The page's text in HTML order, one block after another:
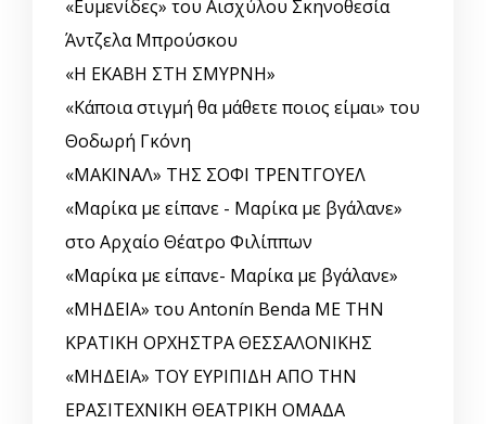
«Ευμενίδες» του Αισχύλου Σκηνοθεσία
Άντζελα Μπρούσκου
«Η ΕΚΑΒΗ ΣΤΗ ΣΜΥΡΝΗ»
«Κάποια στιγμή θα μάθετε ποιος είμαι» του
Θοδωρή Γκόνη
«ΜΑΚΙΝΑΛ» ΤΗΣ ΣΟΦΙ ΤΡΕΝΤΓΟΥΕΛ
«Μαρίκα με είπανε - Μαρίκα με βγάλανε»
στο Αρχαίο Θέατρο Φιλίππων
«Μαρίκα με είπανε- Μαρίκα με βγάλανε»
«ΜΗΔΕΙΑ» του Antonín Benda ΜΕ ΤΗΝ
ΚΡΑΤΙΚΗ ΟΡΧΗΣΤΡΑ ΘΕΣΣΑΛΟΝΙΚΗΣ
«ΜΗΔΕΙΑ» ΤΟΥ ΕΥΡΙΠΙΔΗ ΑΠΟ ΤΗΝ
ΕΡΑΣΙΤΕΧΝΙΚΗ ΘΕΑΤΡΙΚΗ ΟΜΑΔΑ